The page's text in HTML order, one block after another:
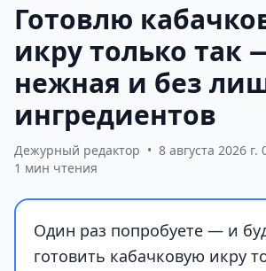
Готовлю
икру только так
нежная и без
ингредиентов
Дежурный редактор • 8 августа 2026 г.
1 мин чтения
Один раз попробуете — и
готовить кабачковую икру